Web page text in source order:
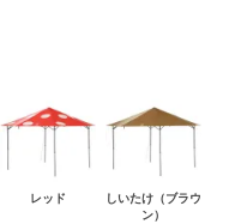
レッド
しいたけ（ブラウ
ン）